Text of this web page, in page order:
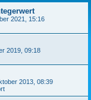
2021, 15:16
2019, 09:18
2013, 08:39